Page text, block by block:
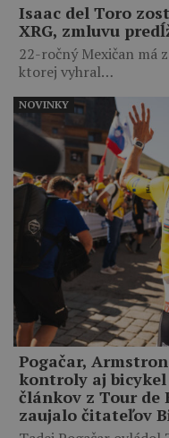
Isaac del Toro
XRG, zmluvu
22-ročný Mexičan má
ktorej vyhral…
Pogačar,
kontroly aj bicykel
článkov z Tour de
zaujalo čitateľov
NOVINKY